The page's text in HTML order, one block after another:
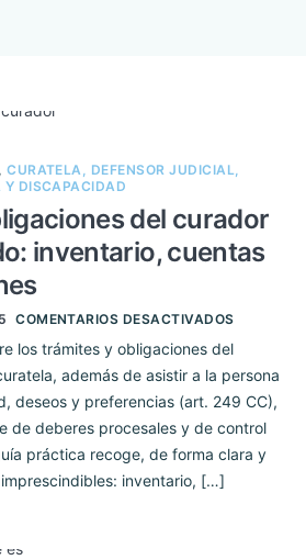
,CURATELA, DEFENSOR JUDICIAL,
Y DISCAPACIDAD
del curador
inventario, cuentas
COMENTARIOS DESACTIVADOS
los trámites y obligaciones del
además de asistir a la persona
deseos y preferencias (art. 249 CC),
de deberes procesales y de control
práctica recoge, de forma clara y
inventario, […]